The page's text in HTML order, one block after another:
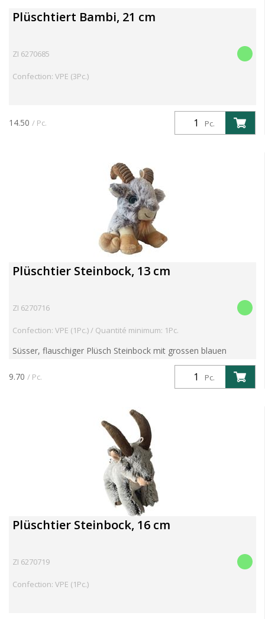
Plüschtiert Bambi, 21 cm
ZI 6270685
Confection: VPE (3Pc.)
Pc.
14.50 / Pc.
Plüschtier Steinbock, 13 cm
ZI 6270716
Confection: VPE (1Pc.) / Quantité minimum: 1Pc.
Süsser, flauschiger Plüsch Steinbock mit grossen blauen
Pc.
9.70 / Pc.
Plüschtier Steinbock, 16 cm
ZI 6270719
Confection: VPE (1Pc.)